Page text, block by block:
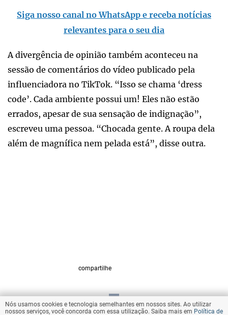
Siga nosso canal no WhatsApp e receba notícias
relevantes para o seu dia
A divergência de opinião também aconteceu na
sessão de comentários do vídeo publicado pela
influenciadora no TikTok. “Isso se chama ‘dress
code’. Cada ambiente possui um! Eles não estão
errados, apesar de sua sensação de indignação”,
escreveu uma pessoa. “Chocada gente. A roupa dela
além de magnífica nem pelada está”, disse outra.
compartilhe
VOLTAR AO TOPO
Nós usamos cookies e tecnologia semelhantes em nossos sites. Ao utilizar
nossos serviços, você concorda com essa utilização. Saiba mais em Política de